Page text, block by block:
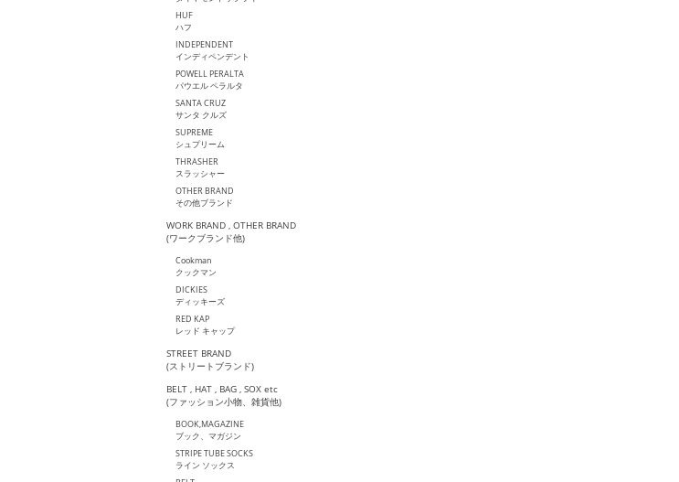
HUF
ハフ
INDEPENDENT
インディペンデント
POWELL PERALTA
パウエル ペラルタ
SANTA CRUZ
サンタ クルズ
SUPREME
シュプリーム
THRASHER
スラッシャー
OTHER BRAND
その他ブランド
WORK BRAND , OTHER BRAND
(ワークブランド他)
Cookman
クックマン
DICKIES
ディッキーズ
RED KAP
レッド キャップ
STREET BRAND
(ストリートブランド)
BELT , HAT , BAG , SOX etc
(ファッション小物、雑貨他)
BOOK,MAGAZINE
ブック、マガジン
STRIPE TUBE SOCKS
ライン ソックス